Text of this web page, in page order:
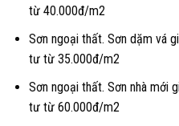
từ 40.000đ/m2
Sơn ngoại thất. Sơn dặm vá
tư từ 35.000đ/m2
Sơn ngoại thất. Sơn nhà mới
tư từ 60.000đ/m2